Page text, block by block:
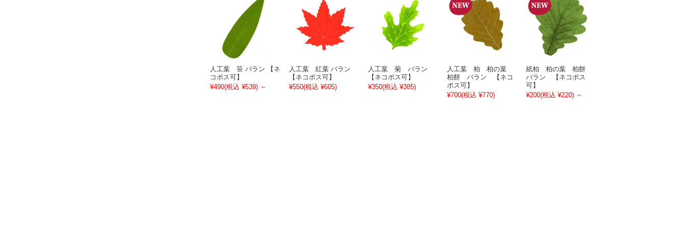
人工葉 笹 バラン 【ネ
コポス可】
¥490(税込 ¥539) ～
人工葉 紅葉 バラン
【ネコポス可】
¥550(税込 ¥605)
人工葉 菊 バラン
【ネコポス可】
¥350(税込 ¥385)
人工葉 柏 柏の葉
柏餅 バラン 【ネコ
ポス可】
¥700(税込 ¥770)
紙柏 柏の葉 柏餅
バラン 【ネコポス
可】
¥200(税込 ¥220) ～